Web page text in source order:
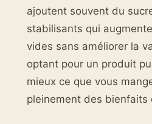
ajoutent souvent du
stabilisants qui
vides sans améliorer la
optant pour un produit
mieux ce que vous
pleinement des bienfaits